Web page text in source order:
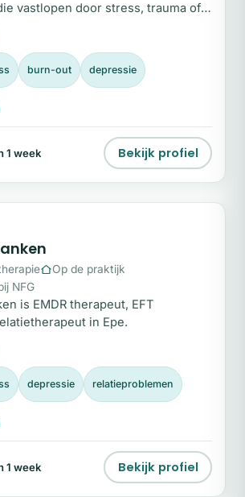
vastlopen door stress, trauma of
klachten.
burn-out depressie
1 week Bekijk profiel
Op de praktijk
NFG
is EMDR therapeut, EFT
in Epe.
depressie relatieproblemen
1 week Bekijk profiel